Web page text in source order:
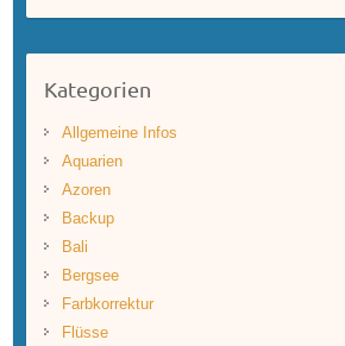
Kategorien
Allgemeine Infos
Aquarien
Azoren
Backup
Bali
Bergsee
Farbkorrektur
Flüsse